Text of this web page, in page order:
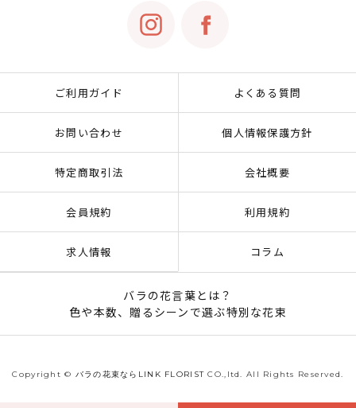
ご利用ガイド よくある質問
お問い合わせ 個人情報保護方針
特定商取引法 会社概要
会員規約 利用規約
求人情報 コラム
バラの花言葉とは？
色や本数、贈るシーンで選ぶ特別な花束
Copyright © バラの花束ならLINK FLORIST CO.,ltd. All Rights Reserved.